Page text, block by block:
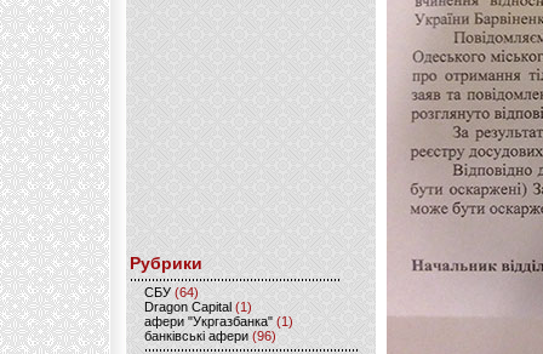
Рубрики
CБУ (64)
Dragon Capital (1)
афери "Укргазбанка" (1)
банківські афери (96)